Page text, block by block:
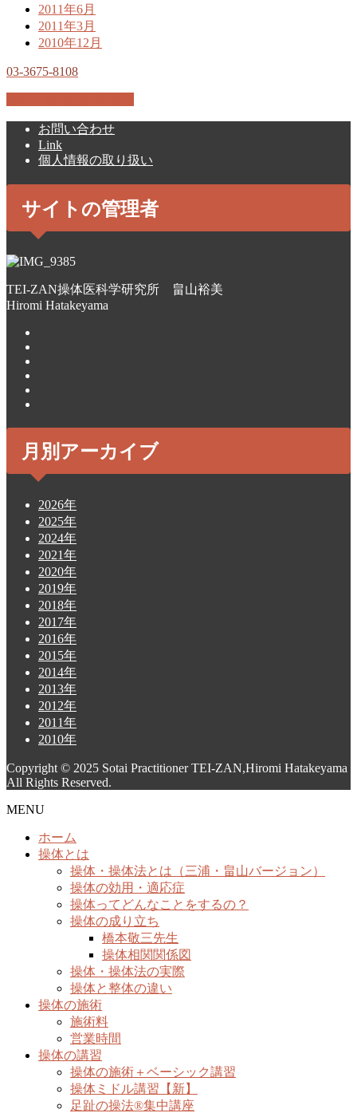
2011年6月
2011年3月
2010年12月
03-3675-8108
お問い合わせ
Link
個人情報の取り扱い
サイトの管理者
TEI-ZAN操体医科学研究所 畠山裕美
Hiromi Hatakeyama
月別アーカイブ
2026年
2025年
2024年
2021年
2020年
2019年
2018年
2017年
2016年
2015年
2014年
2013年
2012年
2011年
2010年
Copyright © 2025 Sotai Practitioner TEI-ZAN,Hiromi Hatakeyama
All Rights Reserved.
MENU
ホーム
操体とは
操体・操体法とは（三浦・畠山バージョン）
操体の効用・適応症
操体ってどんなことをするの？
操体の成り立ち
橋本敬三先生
操体相関関係図
操体・操体法の実際
操体と整体の違い
操体の施術
施術料
営業時間
操体の講習
操体の施術＋ベーシック講習
操体ミドル講習【新】
足趾の操法®集中講座